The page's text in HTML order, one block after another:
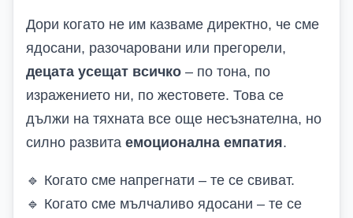
Дори когато не им казваме директно, че сме
ядосани, разочаровани или прегорели,
децата усещат всичко – по тона, по
изражението ни, по жестовете. Това се
дължи на тяхната все още несъзнателна, но
силно развита емоционална емпатия.
🔹 Когато сме напрегнати – те се свиват.
🔹 Когато сме мълчаливо ядосани – те се